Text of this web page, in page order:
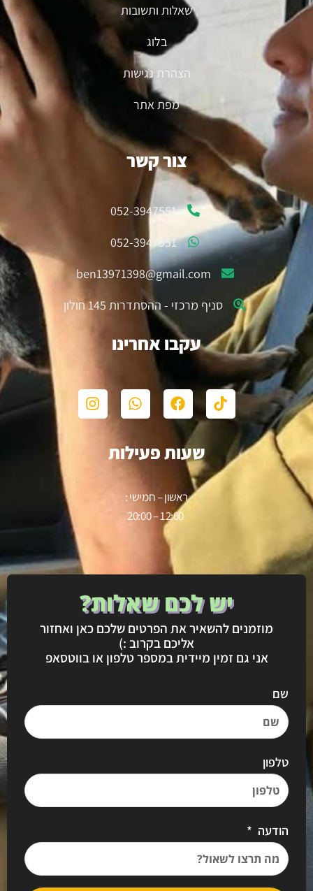
יש לכם שאלות?
מוזמנים להשאיר את הפרטים שלכם כאן ואחזור
אליכם בקרוב :)
אני גם זמין מיידית במספר טלפון או בווטסאפ
שם
טלפון
הודעה
צור קשר
052-3947551
052-3947551
ben13971398@gmail.com
סניף מרכזי - ההסתדרות 145 חולון
עקבו אחרינו
שעות פעילות
ראשון – חמישי :
שאלות ותשובות
בלוג
הצהרת נגישות
מפת אתר